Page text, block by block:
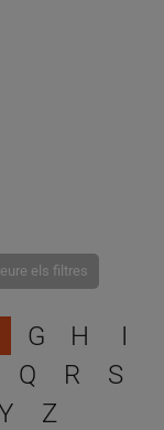
els filtres
lletra per filtrar
G H
I
Q R
S
Z